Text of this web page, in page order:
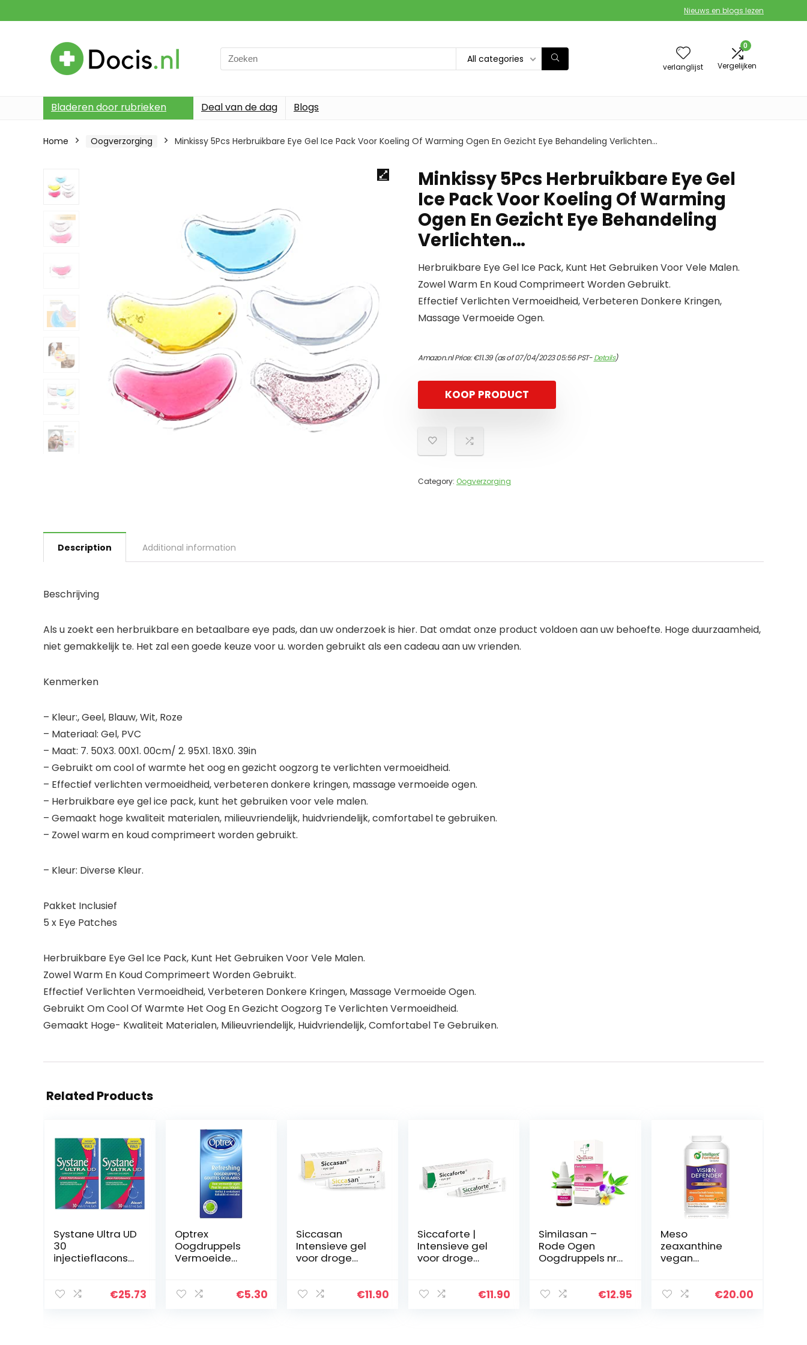
Nieuws en blogs lezen
Search
for:
All categories
verlanglijst
0
Vergelijken
Bladeren door rubrieken Deal van de dag Blogs
Home Oogverzorging Minkissy 5Pcs Herbruikbare Eye Gel Ice Pack Voor Koeling Of Warming Ogen En Gezicht Eye Behandeling Verlichten…
Minkissy 5Pcs Herbruikbare Eye Gel
Ice Pack Voor Koeling Of Warming
Ogen En Gezicht Eye Behandeling
Verlichten…
Herbruikbare Eye Gel Ice Pack, Kunt Het Gebruiken Voor Vele Malen.
Zowel Warm En Koud Comprimeert Worden Gebruikt.
Effectief Verlichten Vermoeidheid, Verbeteren Donkere Kringen,
Massage Vermoeide Ogen.
Amazon.nl Price:€11.39(as of 07/04/2023 05:56 PST-Details)
KOOP PRODUCT
Category: Oogverzorging
Description Additional information
Beschrijving
Als u zoekt een herbruikbare en betaalbare eye pads, dan uw onderzoek is hier. Dat omdat onze product voldoen aan uw behoefte. Hoge duurzaamheid,
niet gemakkelijk te. Het zal een goede keuze voor u. worden gebruikt als een cadeau aan uw vrienden.
Kenmerken
– Kleur:, Geel, Blauw, Wit, Roze
– Materiaal: Gel, PVC
– Maat: 7. 50X3. 00X1. 00cm/ 2. 95X1. 18X0. 39in
– Gebruikt om cool of warmte het oog en gezicht oogzorg te verlichten vermoeidheid.
– Effectief verlichten vermoeidheid, verbeteren donkere kringen, massage vermoeide ogen.
– Herbruikbare eye gel ice pack, kunt het gebruiken voor vele malen.
– Gemaakt hoge kwaliteit materialen, milieuvriendelijk, huidvriendelijk, comfortabel te gebruiken.
– Zowel warm en koud comprimeert worden gebruikt.
– Kleur: Diverse Kleur.
Pakket Inclusief
5 x Eye Patches
Herbruikbare Eye Gel Ice Pack, Kunt Het Gebruiken Voor Vele Malen.
Zowel Warm En Koud Comprimeert Worden Gebruikt.
Effectief Verlichten Vermoeidheid, Verbeteren Donkere Kringen, Massage Vermoeide Ogen.
Gebruikt Om Cool Of Warmte Het Oog En Gezicht Oogzorg Te Verlichten Vermoeidheid.
Gemaakt Hoge- Kwaliteit Materialen, Milieuvriendelijk, Huidvriendelijk, Comfortabel Te Gebruiken.
Related Products
Systane Ultra UD
30
injectieflacons
injectieflacons
€25.73
Optrex
Oogdruppels
Vermoeide
€5.30
Siccasan
Intensieve gel
voor droge
dexpanthenol |
€11.90
Siccaforte |
Intensieve gel
voor droge
Glad,
€11.90
Similasan –
Rode Ogen
Oogdruppels nr
Branderige
€12.95
Meso
zeaxanthine
vegan
MZ –
€20.00